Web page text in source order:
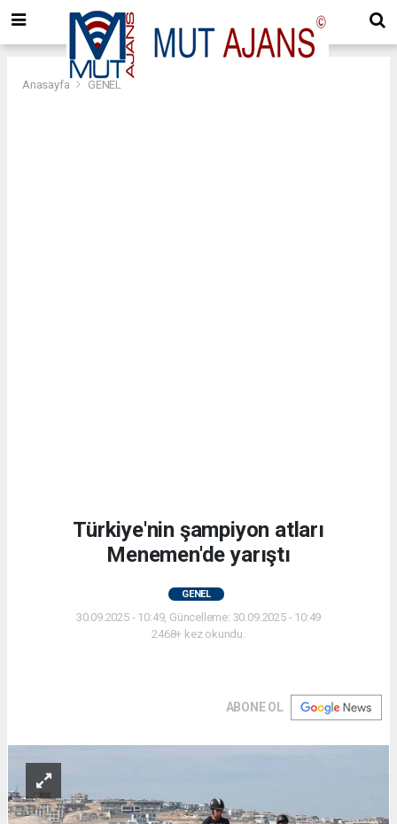
Anasayfa GENEL
Türkiye'nin şampiyon atları
Menemen'de yarıştı
GENEL
30.09.2025 - 10:49, Güncelleme: 30.09.2025 - 10:49
2468+ kez okundu.
ABONE OL